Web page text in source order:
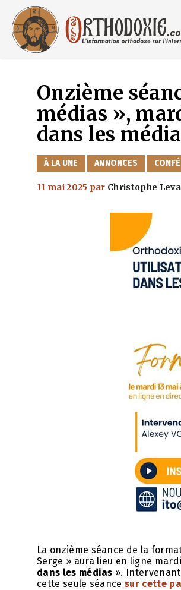
contenu
Onzième
médias »,
dans les
CATÉGORIES
À LA UNE ANNONCES
11 mai 2025 par Christophe
La onzième séance de la
Serge » aura lieu en ligne
dans les médias ».
cette seule séancesur cette